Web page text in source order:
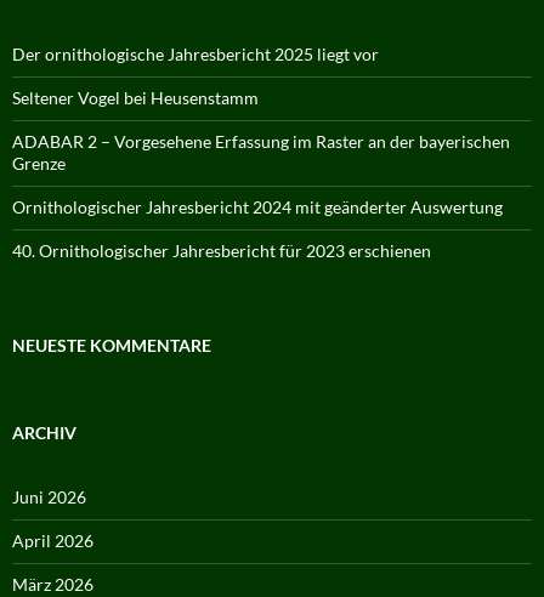
Der ornithologische Jahresbericht 2025 liegt vor
Seltener Vogel bei Heusenstamm
ADABAR 2 – Vorgesehene Erfassung im Raster an der bayerischen
Grenze
Ornithologischer Jahresbericht 2024 mit geänderter Auswertung
40. Ornithologischer Jahresbericht für 2023 erschienen
NEUESTE KOMMENTARE
ARCHIV
Juni 2026
April 2026
März 2026